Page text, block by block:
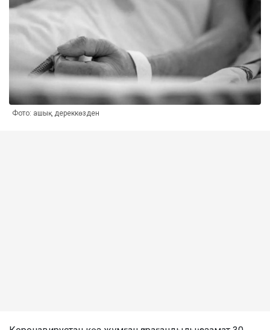
Фото: ашық дереккөзден